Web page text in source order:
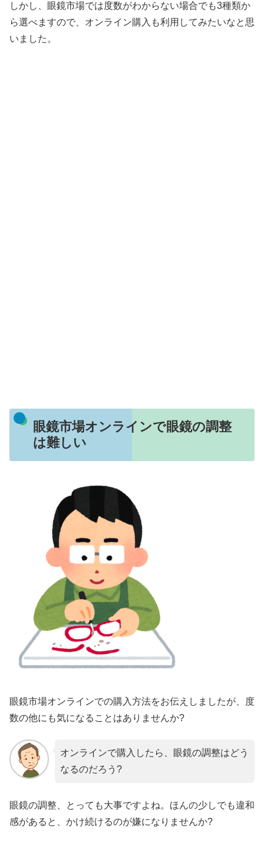
しかし、眼鏡市場では度数がわからない場合でも3種類か
ら選べますので、オンライン購入も利用してみたいなと思
いました。
眼鏡市場オンラインで眼鏡の調整
は難しい
眼鏡市場オンラインでの購入方法をお伝えしましたが、度
数の他にも気になることはありませんか?
オンラインで購入したら、眼鏡の調整はどう
なるのだろう?
眼鏡の調整、とっても大事ですよね。ほんの少しでも違和
感があると、かけ続けるのが嫌になりませんか?